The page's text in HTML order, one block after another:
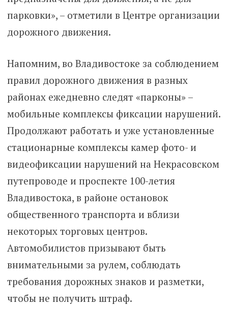
парковки», – отметили в Центре организации
дорожного движения.
Напомним, во Владивостоке за соблюдением
правил дорожного движения в разных
районах ежедневно следят «парконы» –
мобильные комплексы фиксации нарушений.
Продолжают работать и уже установленные
стационарные комплексы камер фото- и
видеофиксации нарушений на Некрасовском
путепроводе и проспекте 100-летия
Владивостока, в районе остановок
общественного транспорта и вблизи
некоторых торговых центров.
Автомобилистов призывают быть
внимательными за рулем, соблюдать
требования дорожных знаков и разметки,
чтобы не получить штраф.